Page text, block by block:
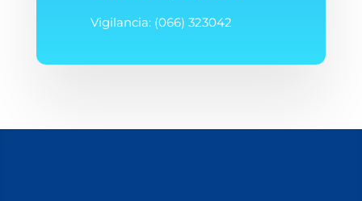
Vigilancia: (066) 323042